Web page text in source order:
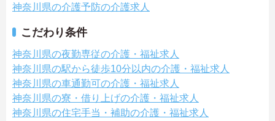
神奈川県の介護予防の介護求人
こだわり条件
神奈川県の夜勤専従の介護・福祉求人
神奈川県の駅から徒歩10分以内の介護・福祉求人
神奈川県の車通勤可の介護・福祉求人
神奈川県の寮・借り上げの介護・福祉求人
神奈川県の住宅手当・補助の介護・福祉求人